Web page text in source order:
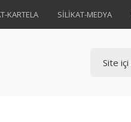
KARTELA SİLİKAT-MEDYA